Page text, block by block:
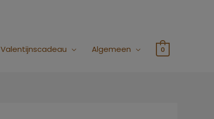
Valentijnscadeau Algemeen 0